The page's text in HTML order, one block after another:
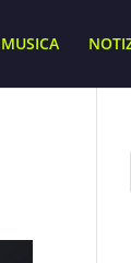
MUSICA